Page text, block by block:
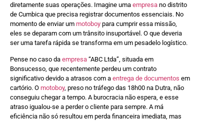
diretamente suas operações. Imagine uma empresa no distrito
de Cumbica que precisa registrar documentos essenciais. No
momento de enviar um motoboy para cumprir essa missão,
eles se deparam com um trânsito insuportável. O que deveria
ser uma tarefa rápida se transforma em um pesadelo logístico.
Pense no caso da empresa “ABC Ltda”, situada em
Bonsucesso, que recentemente perdeu um contrato
significativo devido a atrasos com a entrega de documentos em
cartório. O motoboy, preso no tráfego das 18h00 na Dutra, não
conseguiu chegar a tempo. A burocracia não espera, e esse
atraso igualou-se a perder o cliente para sempre. A má
eficiência não só resultou em perda financeira imediata, mas